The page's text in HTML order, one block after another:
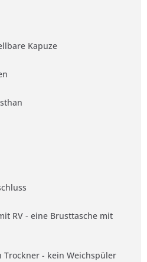
Kapuze
RV - eine Brusttasche mit
Trockner - kein Weichspüler